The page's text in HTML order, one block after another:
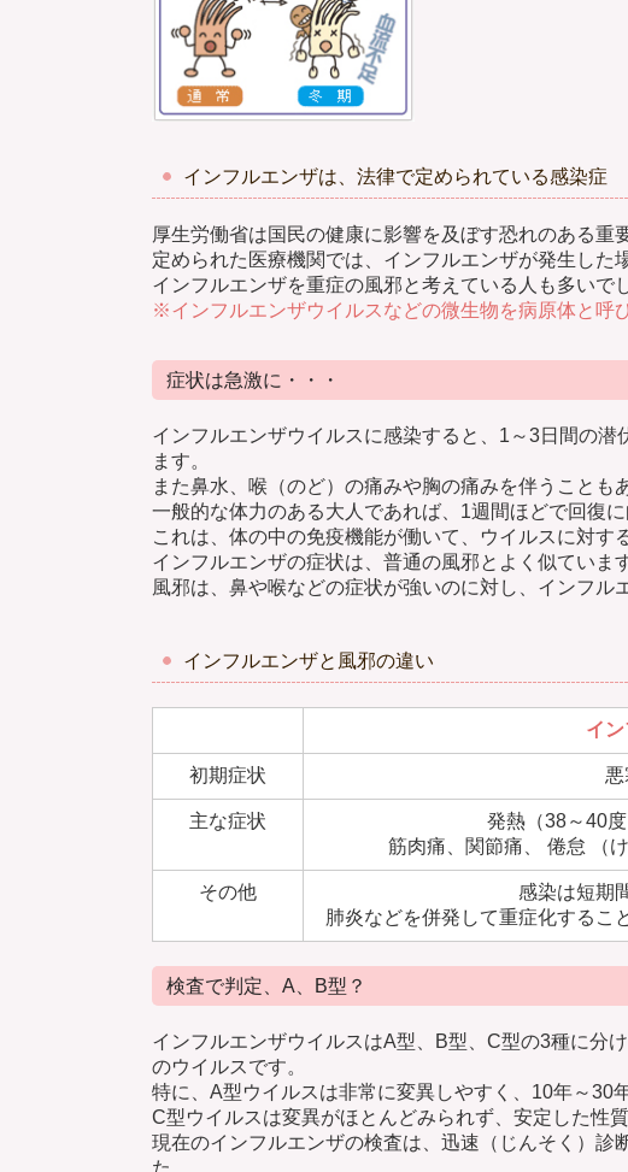
インフルエンザは、法律で定められている感染症
厚生労働省は国民の健康に影響を及ぼす恐れのある
定められた医療機関では、インフルエンザが発生した
インフルエンザを重症の風邪と考えている人も多いで
※インフルエンザウイルスなどの微生物を病原体と呼
症状は急激に・・・
インフルエンザウイルスに感染すると、1～3日間の
ます。
また鼻水、喉（のど）の痛みや胸の痛みを伴うことも
一般的な体力のある大人であれば、1週間ほどで回復に
これは、体の中の免疫機能が働いて、ウイルスに対す
インフルエンザの症状は、普通の風邪とよく似ていま
風邪は、鼻や喉などの症状が強いのに対し、インフル
インフルエンザと風邪の違い
イ
初期症状
主な症状
発熱（38～40
筋肉痛、関節痛、 倦怠 （
その他
感染は短期
肺炎などを併発して重症化するこ
検査で判定、A、B型？
インフルエンザウイルスはA型、B型、C型の3種に分
のウイルスです。
特に、A型ウイルスは非常に変異しやすく、10年～30
C型ウイルスは変異がほとんどみられず、安定した性
現在のインフルエンザの検査は、迅速（じんそく）